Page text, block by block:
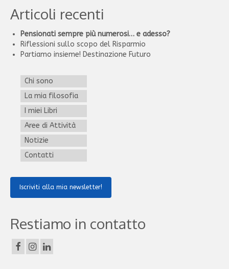
Articoli recenti
Pensionati sempre più numerosi… e adesso?
Riflessioni sullo scopo del Risparmio
Partiamo insieme! Destinazione Futuro
Chi sono
La mia filosofia
I miei Libri
Aree di Attività
Notizie
Contatti
Iscriviti alla mia newsletter!
Restiamo in contatto